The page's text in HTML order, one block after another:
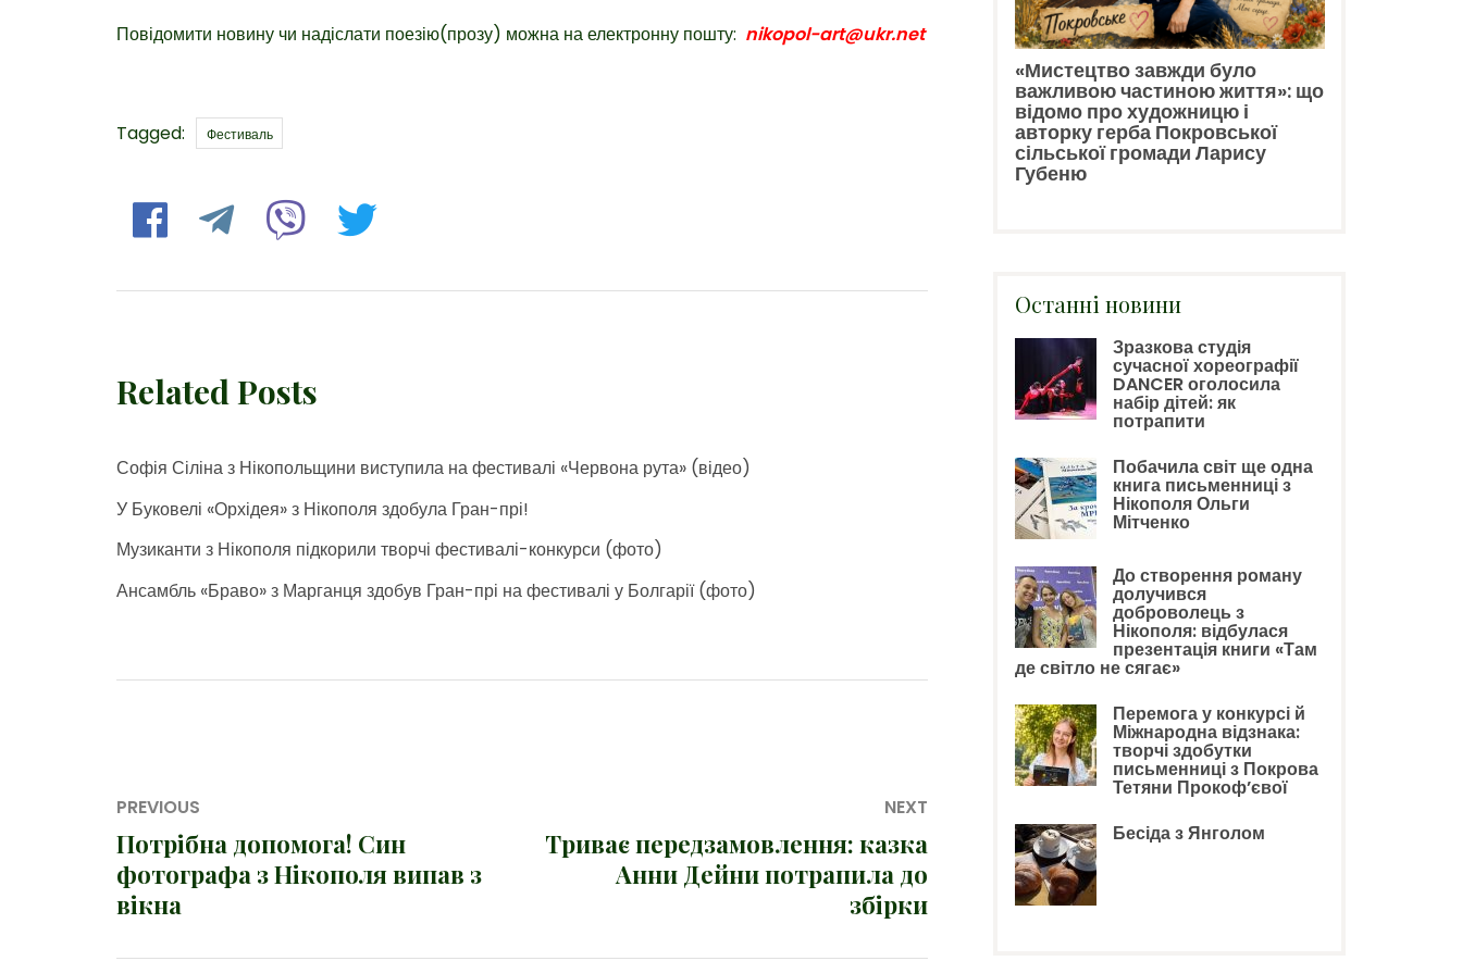
Повідомити новину чи надіслати поезію(прозу) можна на електронну пошту: nikopol-art@ukr.net
Tagged: Tags
Фестиваль
Related Posts
Софія Сіліна з Нікопольщини виступила на фестивалі «Червона рута» (відео)
У Буковелі «Орхідея» з Нікополя здобула Гран-прі!
Музиканти з Нікополя підкорили творчі фестивалі-конкурси (фото)
Ансамбль «Браво» з Марганця здобув Гран-прі на фестивалі у Болгарії (фото)
Навігація
записів
PREVIOUS
Previous
post:
Потрібна допомога! Син
фотографа з Нікополя випав з
вікна
NEXT
Next
Триває передзамовлення: казка
Анни Дейни потрапила до
збірки
«Мистецтво завжди було
важливою частиною життя»: що
відомо про художницю і
авторку герба Покровської
сільської громади Ларису
Губеню
Останні новини
Зразкова студія
сучасної хореографії
DANCER оголосила
набір дітей: як
потрапити
Побачила світ ще одна
книга письменниці з
Нікополя Ольги
Мітченко
До створення роману
долучився
доброволець з
Нікополя: відбулася
презентація книги «Там
де світло не сягає»
Перемога у конкурсі й
Міжнародна відзнака:
творчі здобутки
письменниці з Покрова
Тетяни Прокоф’євої
Бесіда з Янголом